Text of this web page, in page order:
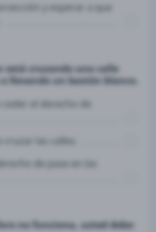
y esperar a que
está cruzando una calle
llevando un bastón blanco.
el derecho de
las calles.
de pase en las
no funciona, usted debe: